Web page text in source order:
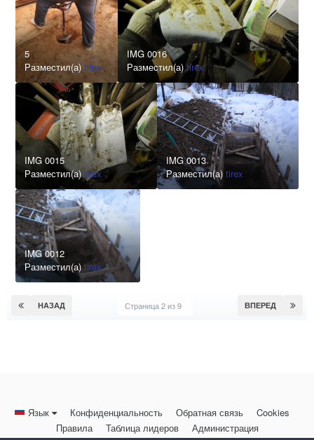
5
Разместил(а) tirex
IMG 0016
Разместил(а)tirex
IMG 0015
Разместил(а)tirex
IMG 0013
Разместил(а) tirex
IMG 0012
Разместил(а)tirex
НАЗАД ВПЕРЕД
Страница 2 из 9
Язык Конфиденциальность Обратная связь
Cookies
Правила
Таблица лидеров Администрация